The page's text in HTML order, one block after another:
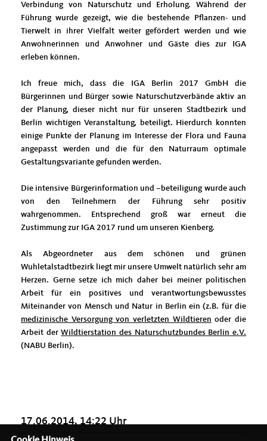
Verbindung von Naturschutz und Erholung. Während der
Führung wurde gezeigt, wie die bestehende Pflanzen- und
Tierwelt in ihrer Vielfalt weiter gefördert werden und wie
Anwohnerinnen und Anwohner und Gäste dies zur IGA
erleben können.
Ich freue mich, dass die IGA Berlin 2017 GmbH die
Bürgerinnen und Bürger sowie Naturschutzverbände aktiv an
der Planung, dieser nicht nur für unseren Stadtbezirk und
Berlin wichtigen Veranstaltung, beteiligt. Hierdurch konnten
einige Punkte der Planung im Interesse der Flora und Fauna
angepasst werden und die für den Naturraum optimale
Gestaltungsvariante gefunden werden.
Die intensive Bürgerinformation und –beteiligung wurde auch
von den Teilnehmern der Führung sehr positiv
wahrgenommen. Entsprechend groß war erneut die
Zustimmung zur IGA 2017 rund um unseren Kienberg.
Als Abgeordneter aus dem schönen und grünen
Wuhletalstadtbezirk liegt mir unsere Umwelt natürlich sehr am
Herzen. Gerne setze ich mich daher bei meiner politischen
Arbeit für ein positives und verantwortungsbewusstes
Miteinander von Mensch und Natur in Berlin ein (z.B. für die
medizinische Versorgung von verletzten Wildtieren oder die
Arbeit derWildtierstation des Naturschutzbundes Berlin e.V.
(NABU Berlin).
17.06.2014, 14:22 Uhr